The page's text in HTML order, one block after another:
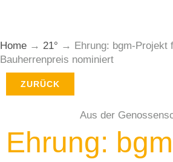
Home → 21° → Ehrung: bgm-Projekt
Bauherrenpreis nominiert
ZURÜCK
Aus der
Ehrung: